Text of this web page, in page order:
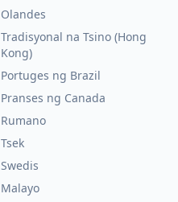
Olandes
Tradisyonal na Tsino (Hong
Kong)
Portuges ng Brazil
Pranses ng Canada
Rumano
Tsek
Swedis
Malayo